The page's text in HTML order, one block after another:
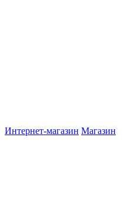
Интернет-магазин Магазин